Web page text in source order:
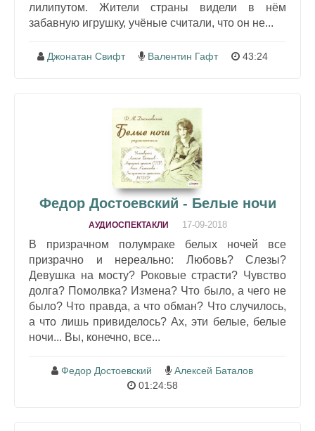
лилипутом. Жители страны видели в нём
забавную игрушку, учёные считали, что он не...
Джонатан Свифт Валентин Гафт 43:24
Федор Достоевский - Белые ночи
АУДИОСПЕКТАКЛИ 17-09-2018
В призрачном полумраке белых ночей все
призрачно и нереально: Любовь? Слезы?
Девушка на мосту? Роковые страсти? Чувство
долга? Помолвка? Измена? Что было, а чего не
было? Что правда, а что обман? Что случилось,
а что лишь привиделось? Ах, эти белые, белые
ночи... Вы, конечно, все...
Федор Достоевский
Алексей Баталов
01:24:58